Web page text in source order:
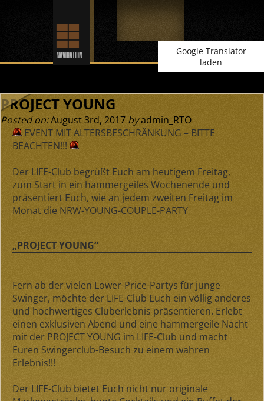
Google Translator
laden
PROJECT YOUNG
Posted on:August 3rd, 2017 byadmin_RTO
EVENT MIT ALTERSBESCHRÄNKUNG – BITTE
BEACHTEN!!!
Der LIFE-Club begrüßt Euch am heutigem Freitag,
zum Start in ein hammergeiles Wochenende und
präsentiert Euch, wie an jedem zweiten Freitag im
Monat die NRW-YOUNG-COUPLE-PARTY
„PROJECT YOUNG“
Fern ab der vielen Lower-Price-Partys für junge
Swinger, möchte der LIFE-Club Euch ein völlig anderes
und hochwertiges Cluberlebnis präsentieren. Erlebt
einen exklusiven Abend und eine hammergeile Nacht
mit der PROJECT YOUNG im LIFE-Club und macht
Euren Swingerclub-Besuch zu einem wahren
Erlebnis!!!
Der LIFE-Club bietet Euch nicht nur originale